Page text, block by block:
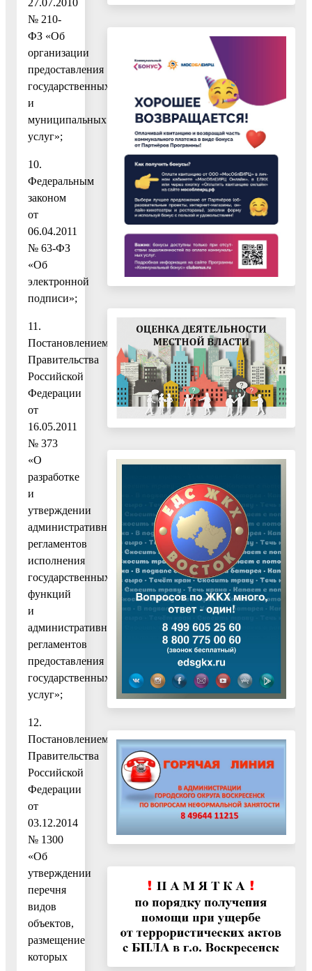
№ 210-
ФЗ «Об
организации
предоставления
государственных
и
муниципальных
услуг»;
10.
Федеральным
законом
от
06.04.2011
№ 63-ФЗ
«Об
электронной
подписи»;
11.
Постановлением
Правительства
Российской
Федерации
от
16.05.2011
№ 373
«О
разработке
и
утверждении
административных
регламентов
исполнения
государственных
функций
и
административных
регламентов
предоставления
государственных
услуг»;
12.
Постановлением
Правительства
Российской
Федерации
от
03.12.2014
№ 1300
«Об
утверждении
перечня
видов
объектов,
размещение
которых